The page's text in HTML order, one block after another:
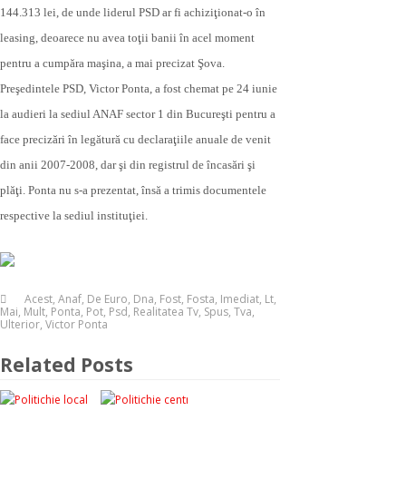
144.313 lei, de unde liderul PSD ar fi achiziţionat-o în
leasing, deoarece nu avea toţii banii în acel moment
pentru a cumpăra maşina, a mai precizat Şova.
Preşedintele PSD, Victor Ponta, a fost chemat pe 24 iunie
la audieri la sediul ANAF sector 1 din Bucureşti pentru a
face precizări în legătură cu declaraţiile anuale de venit
din anii 2007-2008, dar şi din registrul de încasări şi
plăţi. Ponta nu s-a prezentat, însă a trimis documentele
respective la sediul instituţiei.
Acest, Anaf, De Euro, Dna, Fost, Fosta, Imediat, Lt,
Mai, Mult, Ponta, Pot, Psd, Realitatea Tv, Spus, Tva,
Ulterior, Victor Ponta
Related Posts